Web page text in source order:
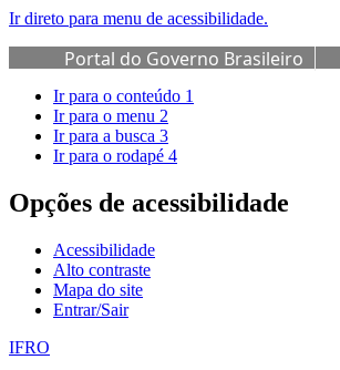
Ir direto para menu de acessibilidade.
Portal do Governo Brasileiro
Ir para o conteúdo 1
Ir para o menu 2
Ir para a busca 3
Ir para o rodapé 4
Opções de acessibilidade
Acessibilidade
Alto contraste
Mapa do site
Entrar/Sair
IFRO